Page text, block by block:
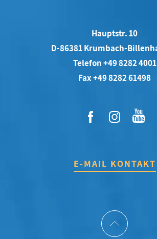
Hauptstr. 10
D-86381 Krumbach-
Telefon +49 8282 4001
Fax +49 8282 61498
E-MAIL KONTAKT